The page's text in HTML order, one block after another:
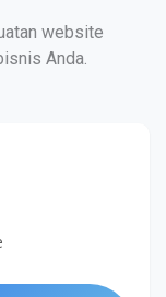
website
Anda.